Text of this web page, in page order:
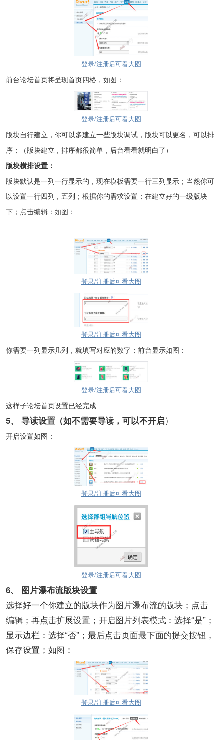
登录/注册后可看大图
前台论坛首页将呈现首页四格，如图：
登录/注册后可看大图
版块自行建立，你可以多建立一些版块调试，版块可以更名，可以排
序；（版块建立，排序都很简单，后台看看就明白了）
版块横排设置：
版块默认是一列一行显示的，现在模板需要一行三列显示；当然你可
以设置一行四列，五列；根据你的需求设置；在建立好的一级版块
下；点击编辑：如图：
登录/注册后可看大图
登录/注册后可看大图
你需要一列显示几列，就填写对应的数字；前台显示如图：
登录/注册后可看大图
这样子论坛首页设置已经完成
5、 导读设置（如不需要导读，可以不开启）
开启设置如图：
登录/注册后可看大图
登录/注册后可看大图
6、 图片瀑布流版块设置
选择好一个你建立的版块作为图片瀑布流的版块；点击
编辑；再点击扩展设置；开启图片列表模式：选择“是”；
显示边栏：选择“否”；最后点击页面最下面的提交按钮，
保存设置；如图：
登录/注册后可看大图